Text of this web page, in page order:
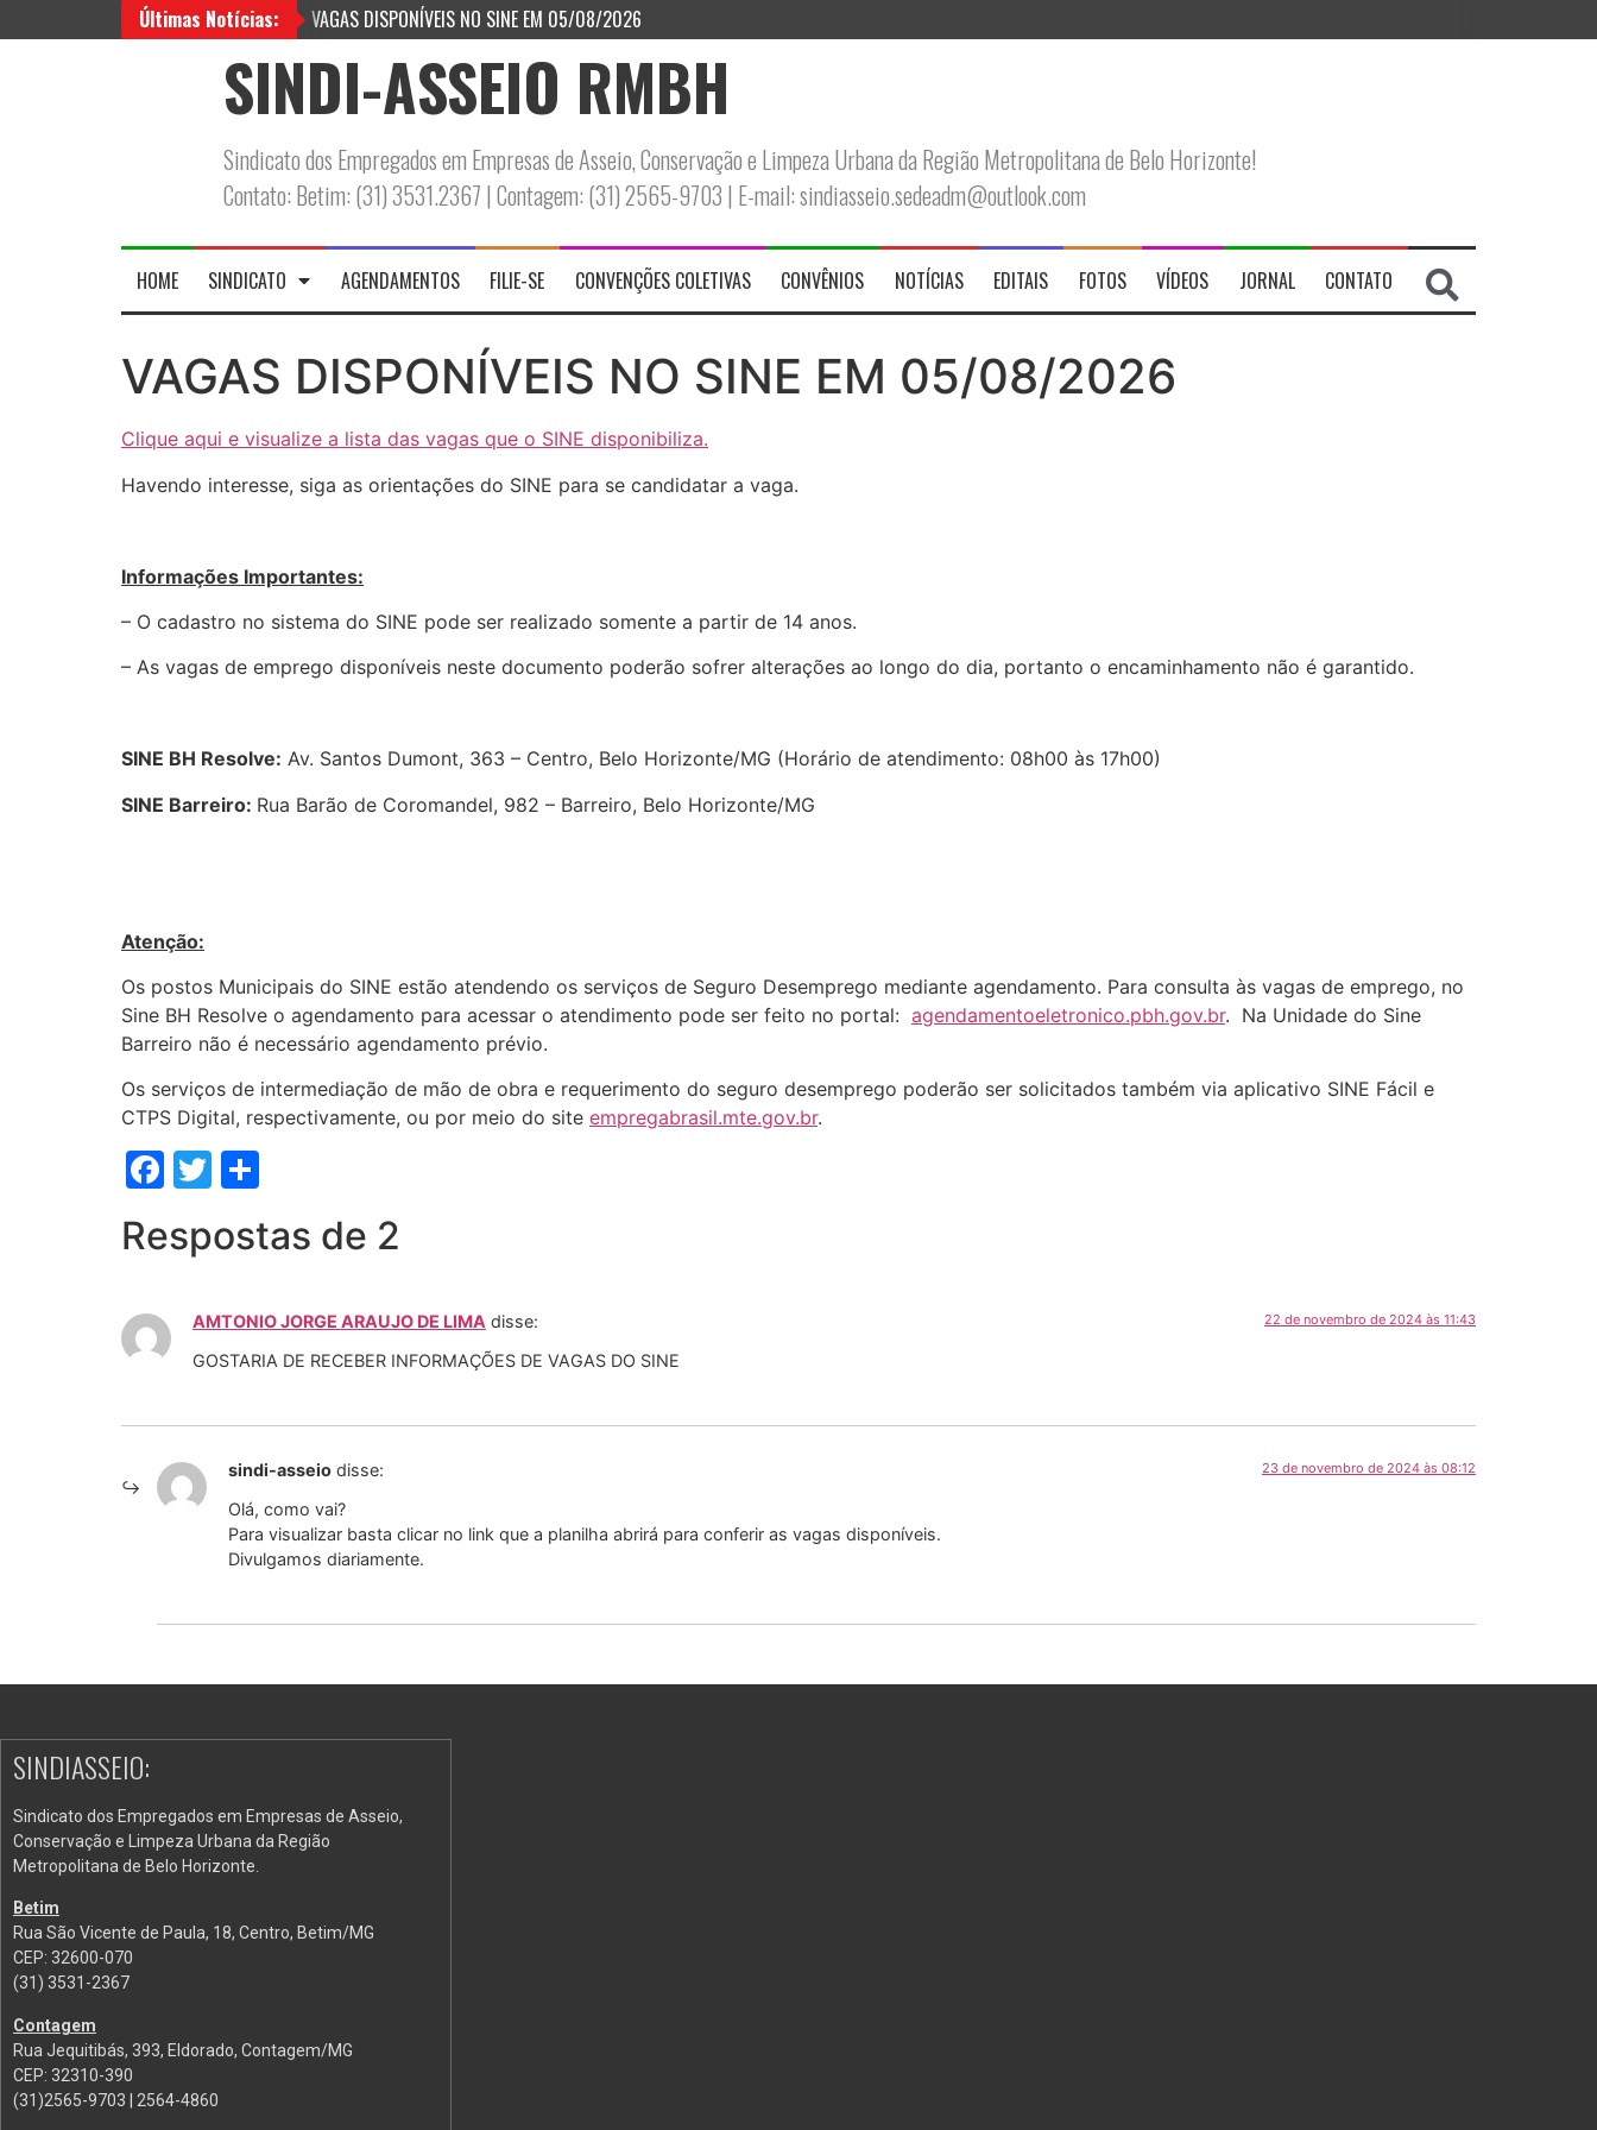
Últimas Notícias: VAGAS DISPONÍVEIS NO SINE EM 05/08/2026
SINDI-ASSEIO RMBH
Sindicato dos Empregados em Empresas de Asseio, Conservação e Limpeza Urbana da Região Metropolitana de Belo Horizonte!
Contato: Betim: (31) 3531.2367 | Contagem: (31) 2565-9703 | E-mail: sindiasseio.sedeadm@outlook.com
HOME SINDICATO AGENDAMENTOS FILIE-SE CONVENÇÕES COLETIVAS CONVÊNIOS NOTÍCIAS EDITAIS FOTOS VÍDEOS JORNAL CONTATO
VAGAS DISPONÍVEIS NO SINE EM 05/08/2026
Clique aqui e visualize a lista das vagas que o SINE disponibiliza.
Havendo interesse, siga as orientações do SINE para se candidatar a vaga.
Informações Importantes:
– O cadastro no sistema do SINE pode ser realizado somente a partir de 14 anos.
– As vagas de emprego disponíveis neste documento poderão sofrer alterações ao longo do dia, portanto o encaminhamento não é garantido.
SINE BH Resolve: Av. Santos Dumont, 363 – Centro, Belo Horizonte/MG (Horário de atendimento: 08h00 às 17h00)
SINE Barreiro: Rua Barão de Coromandel, 982 – Barreiro, Belo Horizonte/MG
Atenção:
Os postos Municipais do SINE estão atendendo os serviços de Seguro Desemprego mediante agendamento. Para consulta às vagas de emprego, no
Sine BH Resolve o agendamento para acessar o atendimento pode ser feito no portal: agendamentoeletronico.pbh.gov.br. Na Unidade do Sine
Barreiro não é necessário agendamento prévio.
Os serviços de intermediação de mão de obra e requerimento do seguro desemprego poderão ser solicitados também via aplicativo SINE Fácil e
CTPS Digital, respectivamente, ou por meio do site empregabrasil.mte.gov.br.
Facebook
Twitter
Respostas de 2
AMTONIO JORGE ARAUJO DE LIMA disse: 22 de novembro de 2024 às 11:43
GOSTARIA DE RECEBER INFORMAÇÕES DE VAGAS DO SINE
sindi-asseio disse: 23 de novembro de 2024 às 08:12
Olá, como vai?
Para visualizar basta clicar no link que a planilha abrirá para conferir as vagas disponíveis.
Divulgamos diariamente.
SINDIASSEIO:
Sindicato dos Empregados em Empresas de Asseio,
Conservação e Limpeza Urbana da Região
Metropolitana de Belo Horizonte.
Betim
Rua São Vicente de Paula, 18, Centro, Betim/MG
CEP: 32600-070
(31) 3531-2367
Contagem
Rua Jequitibás, 393, Eldorado, Contagem/MG
CEP: 32310-390
(31)2565-9703 | 2564-4860